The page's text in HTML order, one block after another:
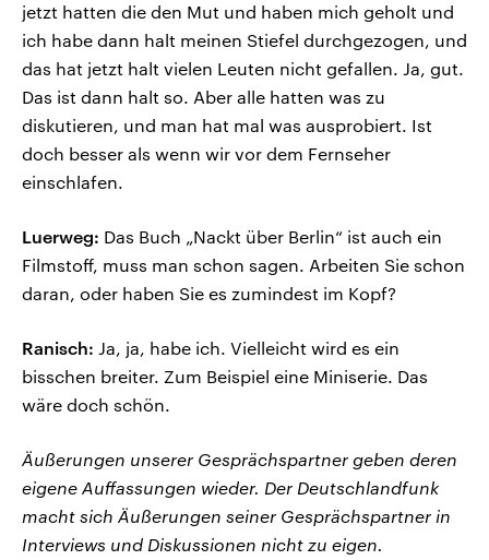
jetzt hatten die den Mut und haben mich geholt und
ich habe dann halt meinen Stiefel durchgezogen, und
das hat jetzt halt vielen Leuten nicht gefallen. Ja, gut.
Das ist dann halt so. Aber alle hatten was zu
diskutieren, und man hat mal was ausprobiert. Ist
doch besser als wenn wir vor dem Fernseher
einschlafen.
Luerweg: Das Buch „Nackt über Berlin“ ist auch ein
Filmstoff, muss man schon sagen. Arbeiten Sie schon
daran, oder haben Sie es zumindest im Kopf?
Ranisch: Ja, ja, habe ich. Vielleicht wird es ein
bisschen breiter. Zum Beispiel eine Miniserie. Das
wäre doch schön.
Äußerungen unserer Gesprächspartner geben deren
eigene Auffassungen wieder. Der Deutschlandfunk
macht sich Äußerungen seiner Gesprächspartner in
Interviews und Diskussionen nicht zu eigen.